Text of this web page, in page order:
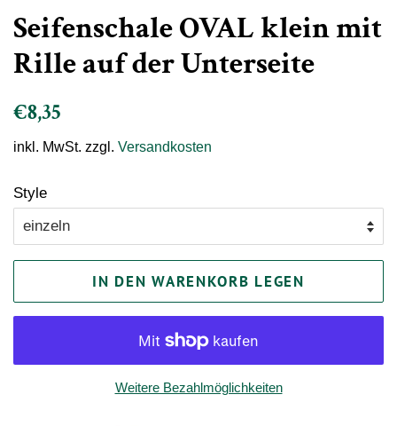
Seifenschale OVAL klein mit
Rille auf der Unterseite
Normaler
€8,35
inkl. MwSt. zzgl. Versandkosten
Style
IN DEN WARENKORB LEGEN
Weitere Bezahlmöglichkeiten